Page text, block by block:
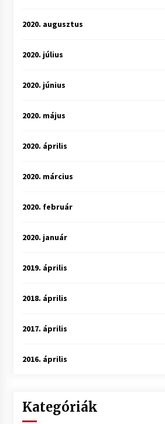
2020. augusztus
2020. július
2020. június
2020. május
2020. április
2020. március
2020. február
2020. január
2019. április
2018. április
2017. április
2016. április
Kategóriák